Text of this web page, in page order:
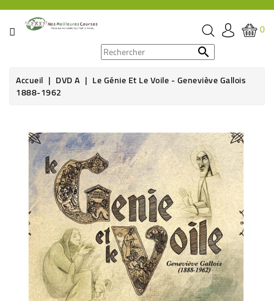
CATÉGORIE
ÉPICERIE
CAFÉ
BOISSON
HYGIÈNE
SOINS
SANTÉ
BIEN-
ÊTRE
BÉBÉ
0

Accueil DVD A Le Génie Et Le Voile - Geneviève Gallois
1888-1962